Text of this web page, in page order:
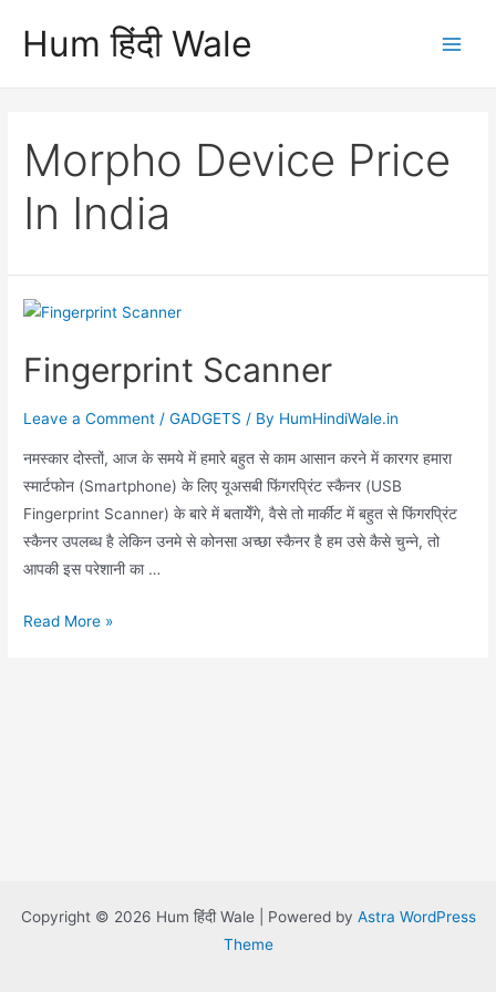
Hum हिंदी Wale
Morpho Device Price
In India
Fingerprint Scanner
Leave a Comment /GADGETS / By HumHindiWale.in
नमस्कार दोस्तों, आज के समये में हमारे बहुत से काम आसान करने में कारगर हमारा
स्मार्टफोन (Smartphone) के लिए यूअसबी फिंगरप्रिंट स्कैनर (USB
Fingerprint Scanner) के बारे में बतायेँगे, वैसे तो मार्कीट में बहुत से फिंगरप्रिंट
स्कैनर उपलब्ध है लेकिन उनमे से कोनसा अच्छा स्कैनर है हम उसे कैसे चुन्ने, तो
आपकी इस परेशानी का …
Fingerprint
Read More »
Copyright © 2026 Hum हिंदी Wale | Powered by Astra WordPress
Theme